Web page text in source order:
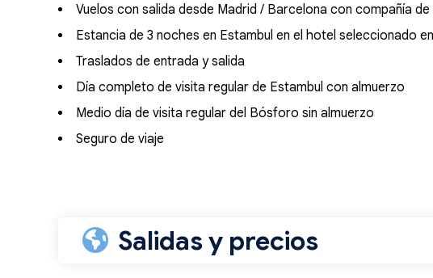
Vuelos con salida desde Madrid / Barcelona con compañía de
Estancia de 3 noches en Estambul en el hotel seleccionado
Traslados de entrada y salida
Día completo de visita regular de Estambul con almuerzo
Medio día de visita regular del Bósforo sin almuerzo
Seguro de viaje
Salidas y precios